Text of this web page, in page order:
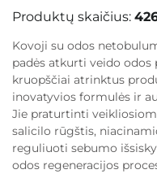
Produktų skaičius:
Kovoji su odos
padės atkurti veido odos
kruopščiai atrinktus
inovatyvios formulės ir
Jie praturtinti
salicilo rūgštis,
reguliuoti sebumo
odos regeneracijos